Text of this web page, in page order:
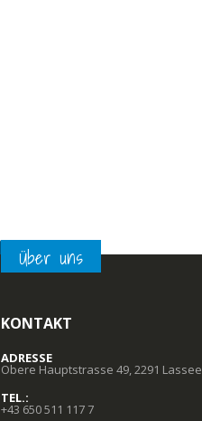
Über uns
KONTAKT
ADRESSE
Obere Hauptstrasse 49, 2291 Lassee
TEL.:
+43 650 511 117 7